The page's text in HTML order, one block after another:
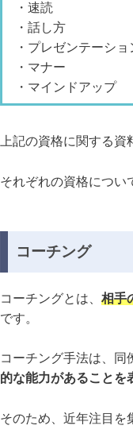
・速読
・話し方
・プレゼンテーショ
・マナー
・マインドアップ
上記の資格に関する資
それぞれの資格につい
コーチング
コーチングとは、 相手
です。
コーチング手法は、同
的な能力があることを
そのため、近年注目を